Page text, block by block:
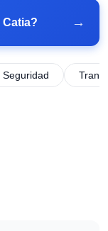
Catia? →
Seguridad